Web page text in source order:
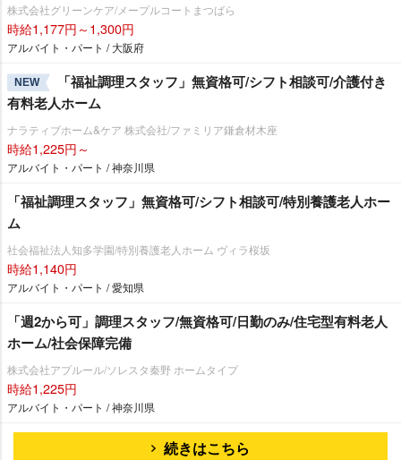
株式会社グリーンケア/メープルコートまつばら
時給1,177円～1,300円
アルバイト・パート / 大阪府
NEW
「福祉調理スタッフ」無資格可/シフト相談可/介護付き
有料老人ホーム
ナラティブホーム&ケア 株式会社/ファミリア鎌倉材木座
時給1,225円～
アルバイト・パート / 神奈川県
「福祉調理スタッフ」無資格可/シフト相談可/特別養護老人ホー
ム
社会福祉法人知多学園/特別養護老人ホーム ヴィラ桜坂
時給1,140円
アルバイト・パート / 愛知県
「週2から可」調理スタッフ/無資格可/日勤のみ/住宅型有料老人
ホーム/社会保障完備
株式会社アプルール/ソレスタ秦野 ホームタイプ
時給1,225円
アルバイト・パート / 神奈川県
続きはこちら